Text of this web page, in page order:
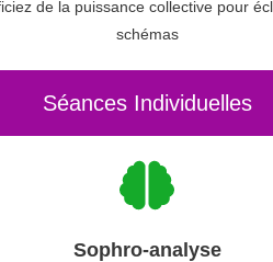
de la puissance collective pour
schémas
Séances Individuelles
Sophro-analyse